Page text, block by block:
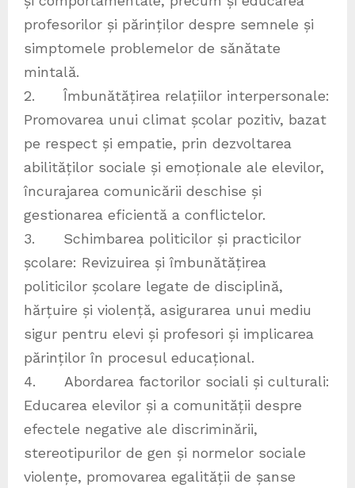
profesorilor și părinților despre semnele și
simptomele problemelor de sănătate
mintală.
2. Îmbunătățirea relațiilor interpersonale:
Promovarea unui climat școlar pozitiv, bazat
pe respect și empatie, prin dezvoltarea
abilităților sociale și emoționale ale elevilor,
încurajarea comunicării deschise și
gestionarea eficientă a conflictelor.
3. Schimbarea politicilor și practicilor
școlare: Revizuirea și îmbunătățirea
politicilor școlare legate de disciplină,
hărțuire și violență, asigurarea unui mediu
sigur pentru elevi și profesori și implicarea
părinților în procesul educațional.
4. Abordarea factorilor sociali și culturali:
Educarea elevilor și a comunității despre
efectele negative ale discriminării,
stereotipurilor de gen și normelor sociale
violențe, promovarea egalității de șanse